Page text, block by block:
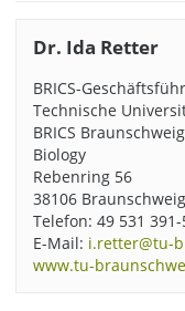
Dr. Ida Retter
BRICS-
Technische
BRICS
Biology
Rebenring 56
38106 Braunschweig
Telefon: 49 531 391-
E-Mail: i.retter@tu-
www.tu-